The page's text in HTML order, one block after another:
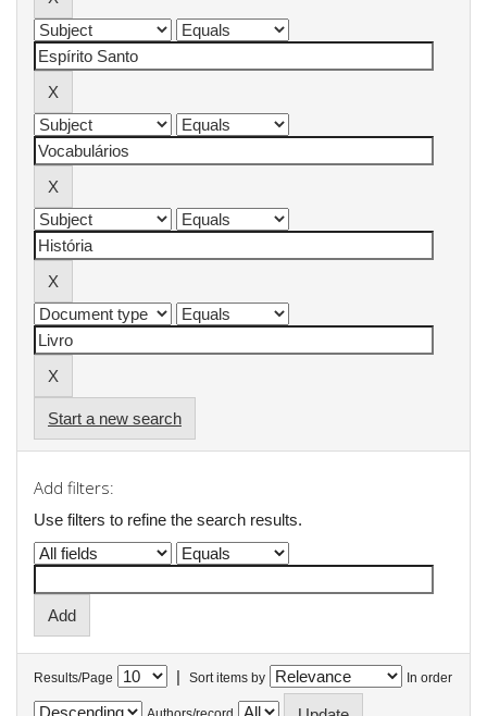
Start a new search
Add filters:
Use filters to refine the search results.
Results/Page | Sort items by In order